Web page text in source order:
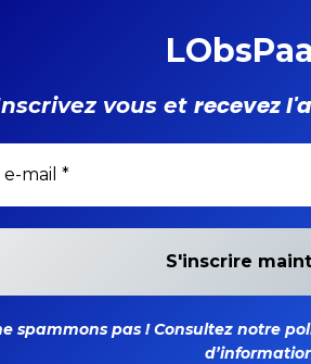
vous et recevez
spammons pas ! Consultez notre